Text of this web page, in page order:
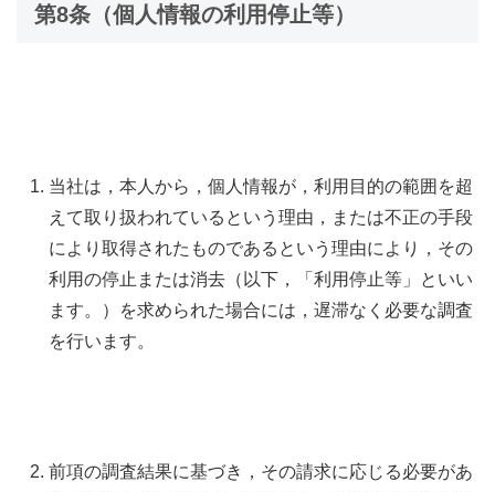
第8条（個人情報の利用停止等）
当社は，本人から，個人情報が，利用目的の範囲を超
えて取り扱われているという理由，または不正の手段
により取得されたものであるという理由により，その
利用の停止または消去（以下，「利用停止等」といい
ます。）を求められた場合には，遅滞なく必要な調査
を行います。
前項の調査結果に基づき，その請求に応じる必要があ